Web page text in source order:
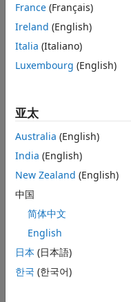
源文件和路径
包含文件和路径
预编译的外部库
属性
全部展开
对象函数
addCompileFlags
France (Français)
Ireland (English)
Italia (Italiano)
Luxembourg (English)
亚太
Australia (English)
India (English)
New Zealand (English)
中国
简体中文
English
日本 (日本語)
한국 (한국어)